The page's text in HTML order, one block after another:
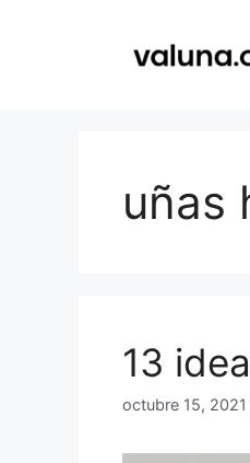
uñas
13
octubre 15, 2021